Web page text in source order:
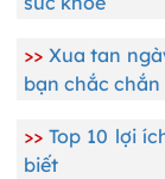
>> Xua tan
bạn chắc
>>Top 10 lợi
biết